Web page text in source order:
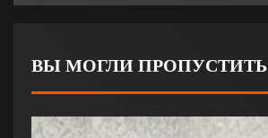
ВЫ МОГЛИ ПРОПУСТИТЬ